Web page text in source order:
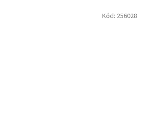
Kód: 256028